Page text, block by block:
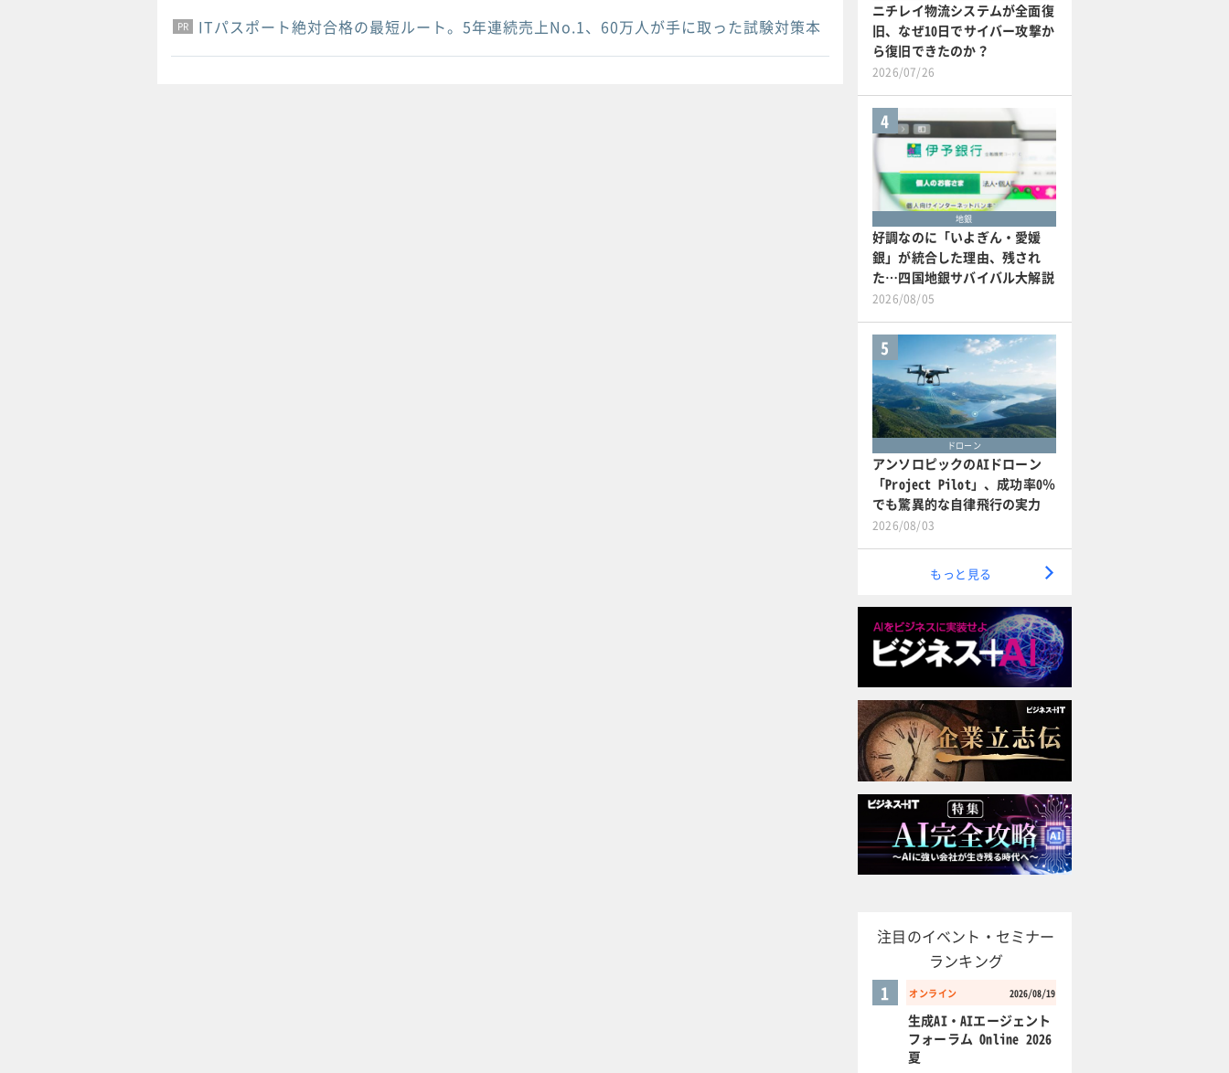
PR
PR
PR ITパスポート絶対合格の最短ルート。5年連続売上No.1、60万人が手に取った試験対策本
ニチレイ物流システムが全面復
旧、なぜ10日でサイバー攻撃か
ら復旧できたのか？
2026/07/26
4
地銀
好調なのに「いよぎん・愛媛
銀」が統合した理由、残され
た…四国地銀サバイバル大解説
2026/08/05
5
ドローン
アンソロピックのAIドローン
「Project Pilot」、成功率0％
でも驚異的な自律飛行の実力
2026/08/03
もっと見る
注目のイベント・セミナー
ランキング
オンライン 2026/08/19
1
生成AI・AIエージェント
フォーラム Online 2026
夏